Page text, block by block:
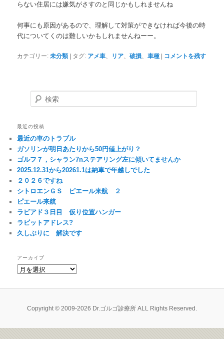
らない住居には嫌気がさすのと同じかもしれませんね
何事にも原因があるので、理解して対策ができなければ今後の時
代についてくのは難しいかもしれませんねーー。
カテゴリー: 未分類 タグ: アメ車、 リア、破損、車種 コメントを残す
最近の投稿
最近の車のトラブル
ガソリンが明日あたりから50円値上がり？
ゴルフ７，シャラン7nステアリング左に傾いてませんか
2025.12.31から20261.1は納車で年越しでした
２０２６ですね
シトロエンＧＳ ピエール来航 ２
ピエール来航
ラビアド３日目 仮り位置ハンガー
ラビットアドレス?
久しぶりに 解決です
アーカイブ
ア
カ
Copyright © 2009-2026 Dr.ゴルゴ診療所 ALL Rights Reserved.